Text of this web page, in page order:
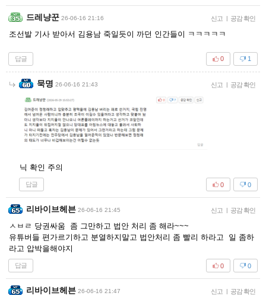
드레냥꾼 26-06-16 21:16 신고 | 공감 확인
조선발 기사 받아서 김용남 죽일듯이 까던 인간들이 ㅋㅋㅋㅋㅋ
답글 1
0
묵명 26-06-16 21:43 신고 | 공감 확인
닉 확인 주의
답글 0
0
리바이브헤븐 26-06-16 21:45 신고 | 공감 확인
ㅅㅂㄹ 당권싸움 좀 그만하고 법안 처리 좀 해라~~~
유튜버들 편가르기하고 분열하지말고 법안처리 좀 빨리 하라고 일 좀하
라고 압박을해야지
답글 0
0
리바이브헤븐 26-06-16 21:47 신고 | 공감 확인